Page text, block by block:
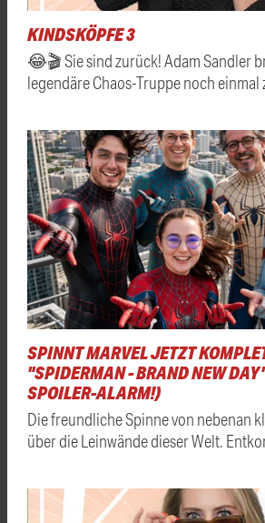
KINDSKÖPFE 3
😂🎬 Sie sind zurück! Adam Sandler
legendäre Chaos-Truppe noch
SPINNT MARVEL JETZT
"SPIDERMAN - BRAND NEW
SPOILER-ALARM!)
Die freundliche Spinne von nebenan
über die Leinwände dieser Welt.